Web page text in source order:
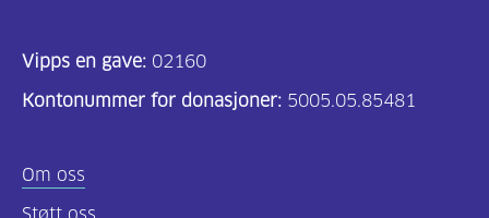
Vipps en gave: 02160
Kontonummer for donasjoner: 5005.05.85481
Om oss